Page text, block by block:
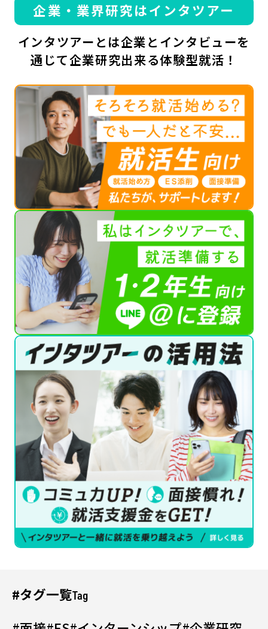
企業・業界研究はインタツアー
インタツアーとは企業とインタビューを
通じて企業研究出来る体験型就活！
Tag
#タグ一覧